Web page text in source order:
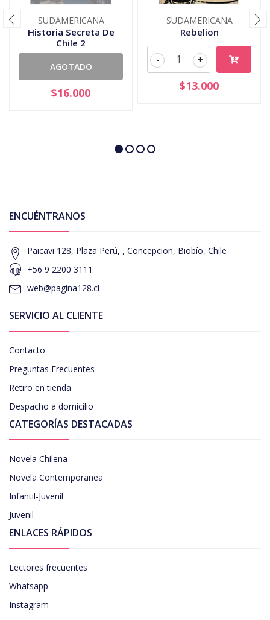
SUDAMERICANA
Historia Secreta De
Chile 2
AGOTADO
$16.000
SUDAMERICANA
Rebelion
+
-
$13.000
ENCUÉNTRANOS
Paicavi 128, Plaza Perú, , Concepcion, Biobío, Chile
+56 9 2200 3111
web@pagina128.cl
SERVICIO AL CLIENTE
Contacto
Preguntas Frecuentes
Retiro en tienda
Despacho a domicilio
CATEGORÍAS DESTACADAS
Novela Chilena
Novela Contemporanea
Infantil-Juvenil
Juvenil
ENLACES RÁPIDOS
Lectores frecuentes
Whatsapp
Instagram